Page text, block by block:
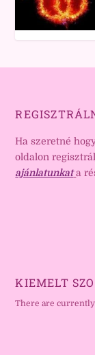
Ha szeretné
oldalon
ajánlatunkat a
KIEMELT
There are